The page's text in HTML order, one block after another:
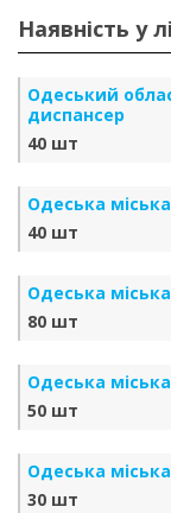
Наявність у
Одеський
диспансер
40 шт
Одеська
40 шт
Одеська
80 шт
Одеська
50 шт
Одеська
30 шт